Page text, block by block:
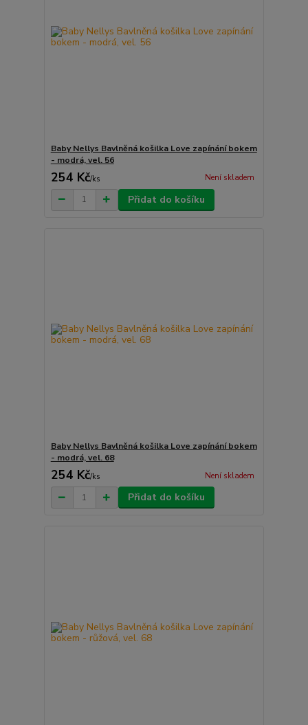
Baby Nellys Bavlněná košilka Love zapínání bokem
- modrá, vel. 56
254 Kč/ks Není skladem
Přidat do košíku
Baby Nellys Bavlněná košilka Love zapínání bokem
- modrá, vel. 68
254 Kč/ks Není skladem
Přidat do košíku